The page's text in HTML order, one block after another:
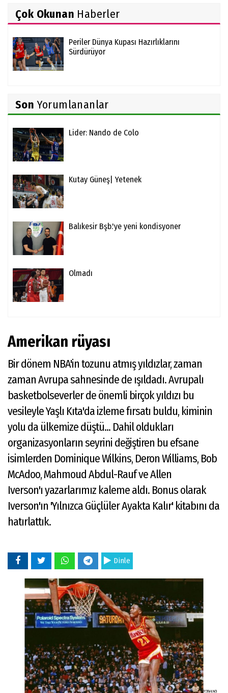
Çok Okunan Haberler
Periler Dünya Kupası Hazırlıklarını
Sürdürüyor
Son Yorumlananlar
Lider: Nando de Colo
Kutay Güneş| Yetenek
Balıkesir Bşb.'ye yeni kondisyoner
Olmadı
Amerikan rüyası
Bir dönem NBA'in tozunu atmış yıldızlar, zaman
zaman Avrupa sahnesinde de ışıldadı. Avrupalı
basketbolseverler de önemli birçok yıldızı bu
vesileyle Yaşlı Kıta'da izleme fırsatı buldu, kiminin
yolu da ülkemize düştü... Dahil oldukları
organizasyonların seyrini değiştiren bu efsane
isimlerden Dominique Wilkins, Deron Williams, Bob
McAdoo, Mahmoud Abdul-Rauf ve Allen
Iverson'ı yazarlarımız kaleme aldı. Bonus olarak
Iverson'ın 'Yılnızca Güçlüler Ayakta Kalır' kitabını da
hatırlattık.
Dinle